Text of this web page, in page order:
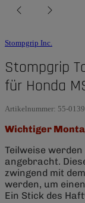
Stompgrip Inc.
Stompgrip
für Honda
Artikelnummer: 55-0139
Wichtiger
Teilweise
angebracht.
zwingend mit
werden, um
Ein Stick des